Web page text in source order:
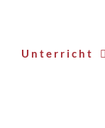
Unterricht